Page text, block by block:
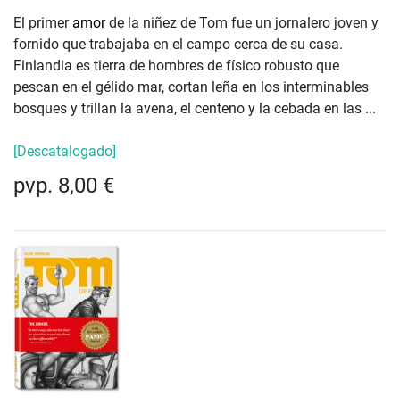
El primer amorde la niñez de Tom fue un jornalero joven y
fornido que trabajaba en el campo cerca de su casa.
Finlandia es tierra de hombres de físico robusto que
pescan en el gélido mar, cortan leña en los interminables
bosques y trillan la avena, el centeno y la cebada en las ...
[Descatalogado]
pvp. 8,00 €